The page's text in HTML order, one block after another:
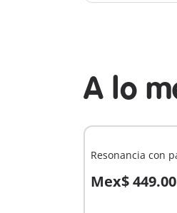
A lo
Resonancia con
Mex$ 449.00
A la cesta